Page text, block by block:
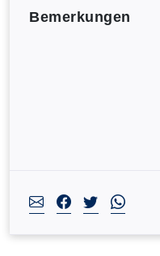
Bemerkungen